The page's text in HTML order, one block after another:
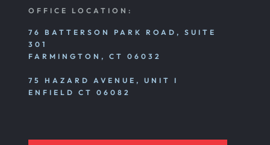
OFFICE LOCATION:
76 BATTERSON PARK ROAD, SUITE
301
FARMINGTON, CT 06032
75 HAZARD AVENUE, UNIT I
ENFIELD CT 06082